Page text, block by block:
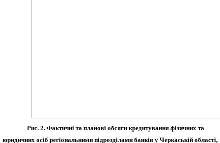
Рис. 2. Фактичні та планові обсяги кредитування фізичних та
юридичних осіб регіональними підрозділами банків у Черкаській області,